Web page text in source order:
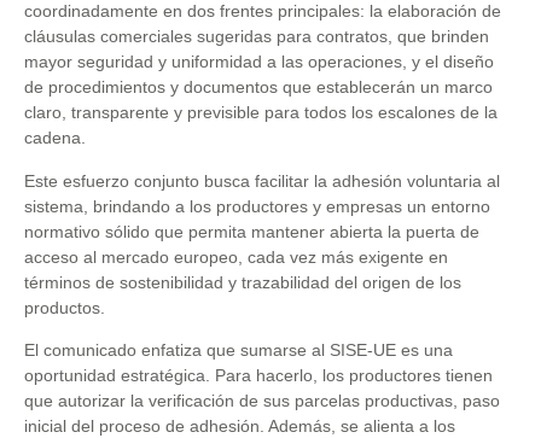
coordinadamente en dos frentes principales: la elaboración de
cláusulas comerciales sugeridas para contratos, que brinden
mayor seguridad y uniformidad a las operaciones, y el diseño
de procedimientos y documentos que establecerán un marco
claro, transparente y previsible para todos los escalones de la
cadena.
Este esfuerzo conjunto busca facilitar la adhesión voluntaria al
sistema, brindando a los productores y empresas un entorno
normativo sólido que permita mantener abierta la puerta de
acceso al mercado europeo, cada vez más exigente en
términos de sostenibilidad y trazabilidad del origen de los
productos.
El comunicado enfatiza que sumarse al SISE-UE es una
oportunidad estratégica. Para hacerlo, los productores tienen
que autorizar la verificación de sus parcelas productivas, paso
inicial del proceso de adhesión. Además, se alienta a los